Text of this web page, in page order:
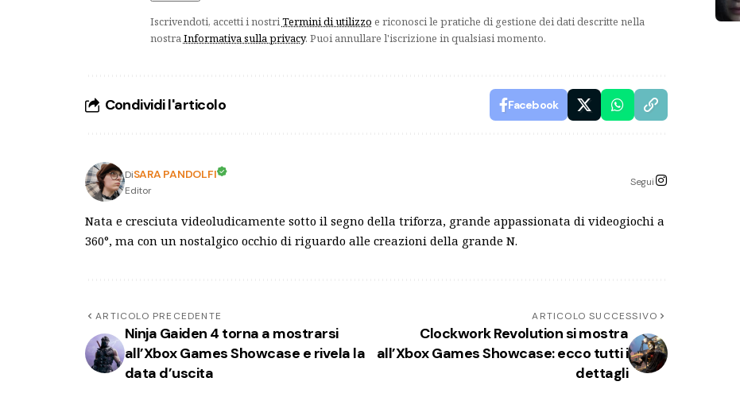
Iscrivendoti, accetti i nostriTermini di utilizzo e riconosci le pratiche di gestione dei dati descritte nella
nostraInformativa sulla privacy. Puoi annullare l'iscrizione in qualsiasi momento.
Condividi l'articolo Facebook
DiSARA PANDOLFI
Editor
Segui
Nata e cresciuta videoludicamente sotto il segno della triforza, grande appassionata di videogiochi a
360°, ma con un nostalgico occhio di riguardo alle creazioni della grande N.
ARTICOLO PRECEDENTE
Ninja Gaiden 4 torna a mostrarsi
all’Xbox Games Showcase e rivela la
data d’uscita
ARTICOLO SUCCESSIVO
Clockwork Revolution si mostra
all’Xbox Games Showcase: ecco tutti i
dettagli